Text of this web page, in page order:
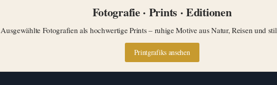
Fotografie · Prints · Editionen
Ausgewählte Fotografien als hochwertige Prints – ruhige Motive aus Natur, Reisen und
Printgrafiks ansehen